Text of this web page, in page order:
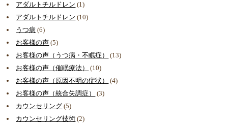
アダルトチルドレン (1)
アダルトチルドレン (10)
うつ病 (6)
お客様の声 (5)
お客様の声（うつ病・不眠症）
(13)
お客様の声（催眠療法）
(10)
お客様の声（原因不明の症状）
(4)
お客様の声（統合失調症）
(3)
カウンセリング (5)
カウンセリング技術 (2)